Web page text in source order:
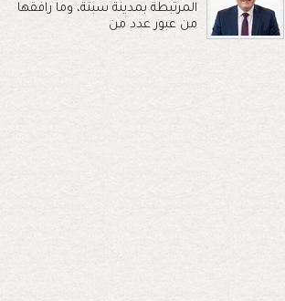
المرتبطة بمدينة سبتة، وما رافقها
من عبور عدد من